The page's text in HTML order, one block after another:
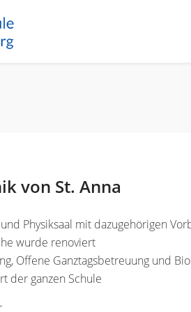
von St. Anna
Physiksaal mit dazugehörigen
wurde renoviert
Offene Ganztagsbetreuung und
der ganzen Schule